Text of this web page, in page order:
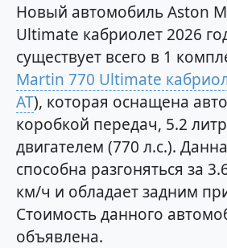
Новый автомобиль Aston
Ultimate кабриолет 2026
существует всего в 1
Martin 770 Ultimate
AT), которая оснащена
коробкой передач, 5.2
двигателем (770 л.с.).
способна разгоняться за
км/ч и обладает задним
Стоимость данного
объявлена.